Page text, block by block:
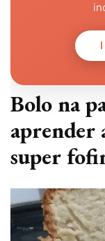
Bolo na
aprender
super